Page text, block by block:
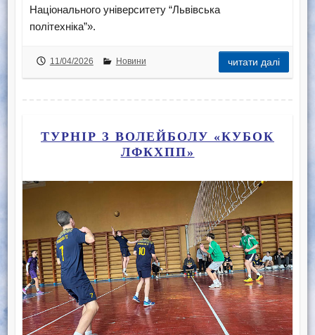
Національного університету “Львівська
політехніка”».
11/04/2026 Новини читати далі
ТУРНІР З ВОЛЕЙБОЛУ «КУБОК
ЛФКХПП»